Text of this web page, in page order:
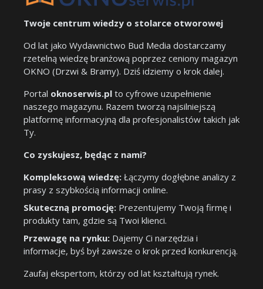
Twoje centrum wiedzy o stolarce otworowej
Od lat jako Wydawnictwo Bud Media dostarczamy
rzetelną wiedzę branżową poprzez ceniony magazyn
OKNO (Drzwi & Bramy). Dziś idziemy o krok dalej.
Portal oknoserwis.pl to cyfrowe uzupełnienie
naszego magazynu. Razem tworzą najsilniejszą
platformę informacyjną dla profesjonalistów takich jak
Ty.
Co zyskujesz, będąc z nami?
Kompleksową wiedzę: Łączymy dogłębne analizy z
prasy z szybkością informacji online.
Skuteczną promocję: Prezentujemy Twoją firmę i
produkty tam, gdzie są Twoi klienci.
Przewagę na rynku: Dajemy Ci narzędzia i
informacje, byś był zawsze o krok przed konkurencją.
Zaufaj ekspertom, którzy od lat kształtują rynek.